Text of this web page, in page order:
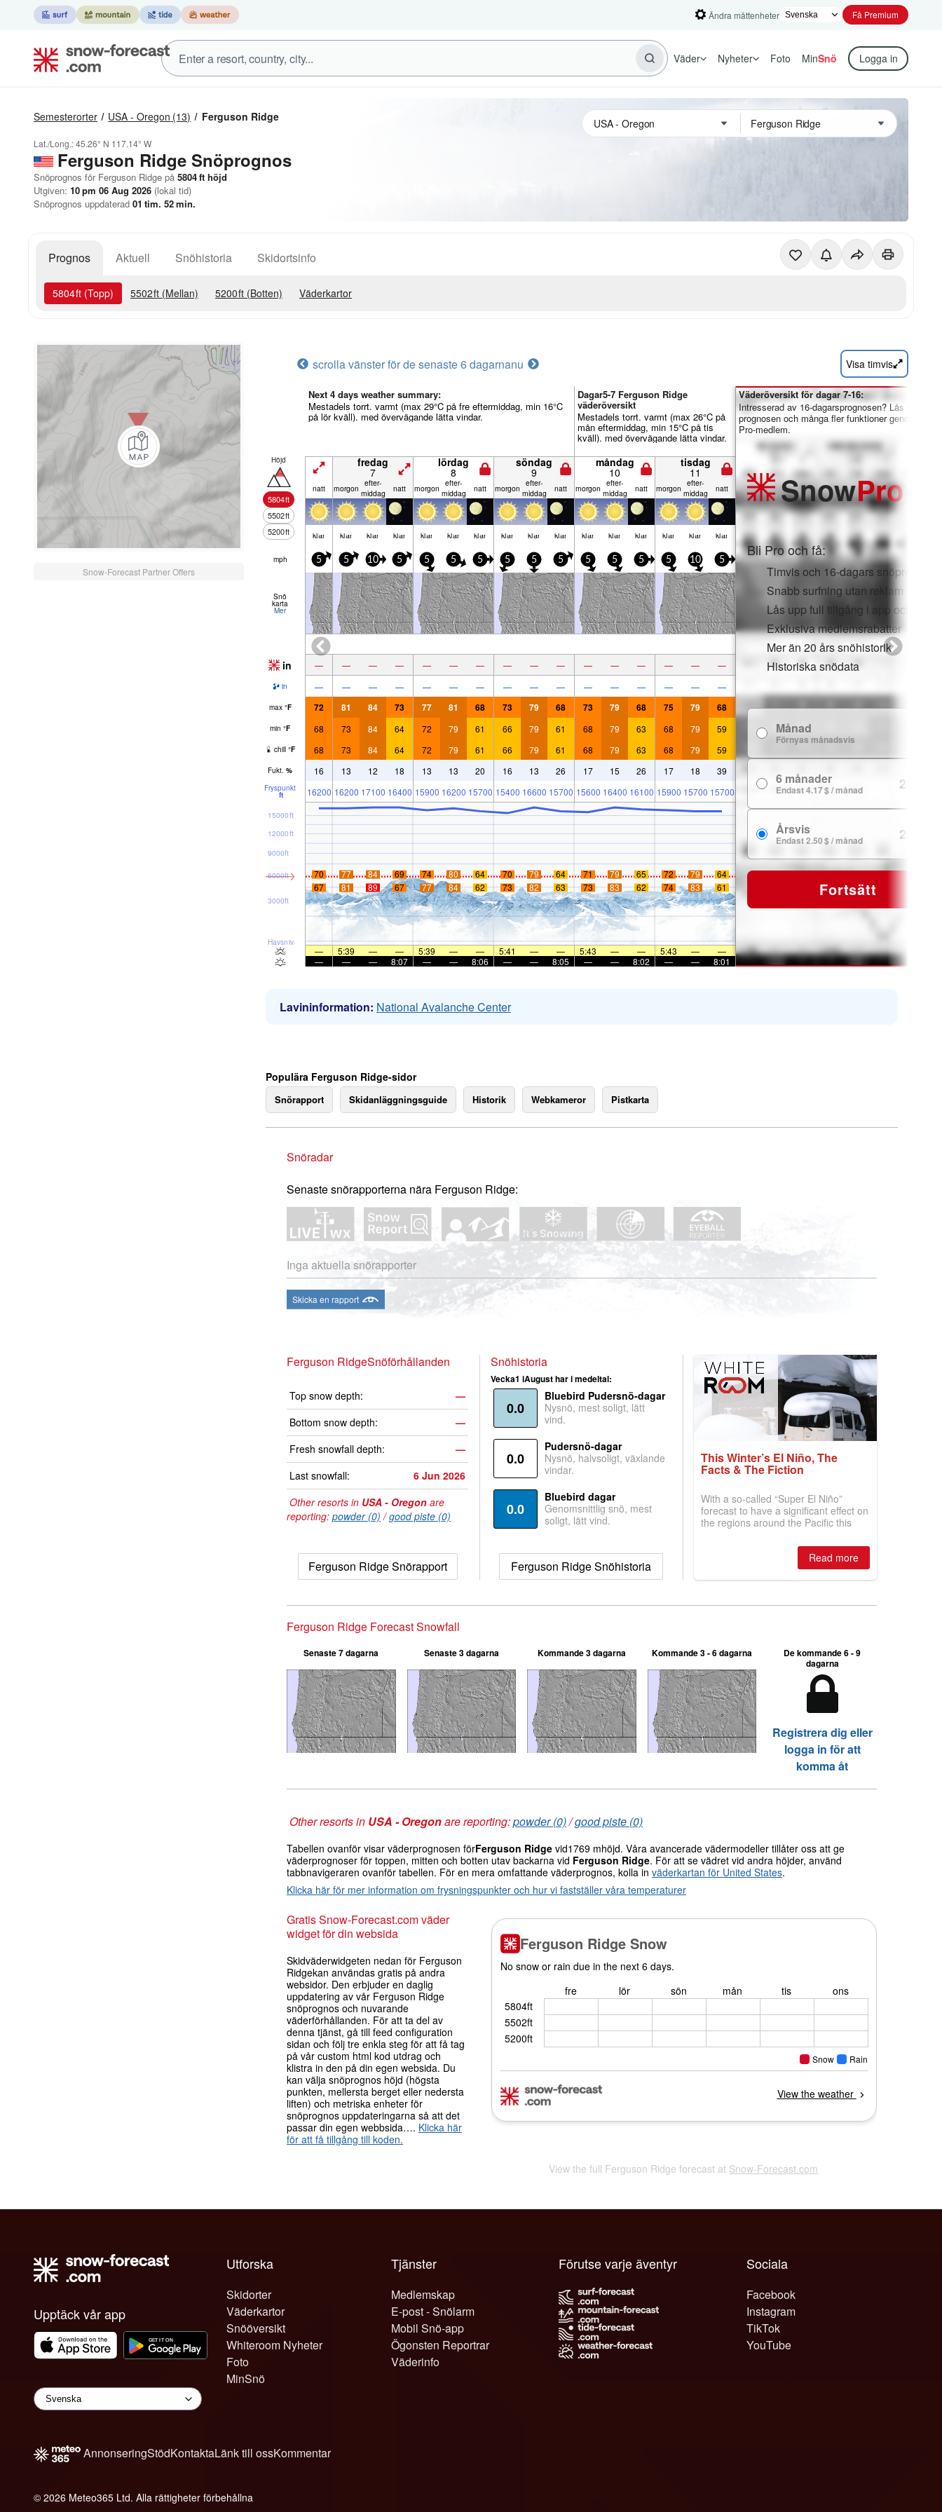
Ändra måttenheter Få Premium
Väder Nyheter Foto MinSnö Logga in
Semesterorter USA - Oregon (13) Ferguson Ridge
Lat./Long.:45.26° N 117.14° W
Ferguson Ridge Snöprognos
Snöprognos för Ferguson Ridge på 5804ft höjd
Utgiven: 10 pm 06 Aug 2026 (lokal tid)
Snöprognos uppdaterad 01 tim. 52min.
Prognos Aktuell Snöhistoria Skidortsinfo
5804ft (Topp) 5502ft (Mellan) 5200ft (Botten) Väderkartor
Snow-Forecast Partner Offers
scrolla vänster för de senaste 6 dagarnanu Visa timvis
Next 4 days weather summary:
Mestadels torrt. varmt (max 29°C på fre eftermiddag, min 16°C
på lör kväll). med övervägande lätta vindar.
Dagar5-7 Ferguson Ridge
väderöversikt
Mestadels torrt. varmt (max 26°C på
mån eftermiddag, min 15°C på tis
kväll). med övervägande lätta vindar.
Höjd
5804ft
5502ft
5200ft
fredag
7
lördag
8
söndag
9
måndag
10
tisdag
11
natt mor­gon efter­
middag
natt mor­gon efter­
middag
natt mor­gon efter­
middag
natt mor­gon efter­
middag
natt mor­gon efter­
middag
natt
klar klar klar klar klar klar klar klar klar klar klar klar klar klar klar klar
mph 5 5 10 5 5 5 5 5 5 5 5 5 5 5 10 5
Snö
karta
Mer
in — — — — — — — — — — — — — — — —
in — — — — — — — — — — — — — — — —
max °F 72 81 84 73 77 81 68 73 79 68 73 79 68 75 79 68
min °F 68 73 84 64 72 79 61 66 79 61 68 79 63 68 79 59
chill °F 68 73 84 64 72 79 61 66 79 61 68 79 63 68 79 59
Fukt. % 16 13 12 18 13 13 20 16 13 26 17 15 26 17 18 39
Fryspunkt
ft 16200 16200 17100 16400 15900 16200 15700 15400 16600 15700 15600 16400 16100 15900 15700 15700
Havsnivå
3000ft
6000ft
9000ft
12000ft
15000ft
70 77 84 69 74 80 64 70 79 64 71 79 65 72 79
64
67
81 89 67 77 84 62 73 82 63 73 83 62 74 83 61
— 5:39 — — 5:39 — — 5:41 — — 5:43 — — 5:43 —
—
—
— — 8:07 — — 8:06 — — 8:05 — — 8:02 — — 8:01
Väderöversikt för dagar 7-16:
Intresserad av 16-dagarsprognosen? Lås upp hela
prognosen och många fler funktioner genom att bli
Pro-medlem.
SnowPro
Bli Pro och få:
Timvis och 16-dagars
Snabb surfning utan reklam
Lås upp full tillgång i app och webb
Exklusiva medlemsrabatter
Mer än 20 års snöhistorik
Historiska snödata
Månad
Förnyas månadsvis
6 månader
Endast 4.17 $ / månad 24.99 $
Årsvis
Endast 2.50 $ / månad 29.99 $
Fortsätt
Lavininformation: National Avalanche Center
Populära Ferguson Ridge-sidor
Snörapport Skidanläggningsguide Historik Webkameror Pistkarta
Snöradar
Senaste snörapporterna nära Ferguson Ridge:
Inga aktuella snörapporter
Skicka en rapport
Ferguson RidgeSnöförhållanden
Top snow depth:
—
Bottom snow depth:
—
Fresh snowfall depth:
—
Last snowfall:
6 Jun 2026
Other resorts in USA - Oregon are
reporting: powder (0) /good piste (0)
Ferguson Ridge Snörapport
Snöhistoria
Vecka1 iAugust har i medeltal:
0.0
Bluebird Pudersnö-dagar
Nysnö, mest soligt, lätt
vind.
0.0
Pudersnö-dagar
Nysnö, halvsoligt, växlande
vindar.
0.0
Bluebird dagar
Genomsnittlig snö, mest
soligt, lätt vind.
Ferguson Ridge Snöhistoria
This Winter’s El Niño, The
Facts & The Fiction
With a so-called “Super El Niño”
forecast to have a significant effect on
the regions around the Pacific this
is simple: book now or wait, and
where are the best odds?Read more
Ferguson Ridge Forecast Snowfall
Senaste 7 dagarna Senaste 3 dagarna Kommande 3 dagarna Kommande 3 - 6 dagarna
De kommande 6 - 9
dagarna
Registrera dig eller
logga in för att
komma åt
Other resorts in USA - Oregonare reporting:powder (0)/good piste (0)
Tabellen ovanför visar väderprognosen förFerguson Ridge vid1769 mhöjd. Våra avancerade vädermodeller tillåter oss att ge
väderprognoser för toppen, mitten och botten utav backarna vid Ferguson Ridge. För att se vädret vid andra höjder, använd
tabbnavigeraren ovanför tabellen. För en mera omfattande väderprognos, kolla in väderkartan för United States.
Klicka här för mer information om frysningspunkter och hur vi fastställer våra temperaturer
Gratis Snow-Forecast.com väder
widget för din websida
Skidväderwidgeten nedan för Ferguson
Ridgekan användas gratis på andra
websidor. Den erbjuder en daglig
uppdatering av vår Ferguson Ridge
snöprognos och nuvarande
väderförhållanden. För att ta del av
denna tjänst, gå till feed configuration
sidan och följ tre enkla steg för att få tag
på vår custom html kod utdrag och
klistra in den på din egen websida. Du
kan välja snöprognos höjd (högsta
punkten, mellersta berget eller nedersta
liften) och metriska enheter för
snöprognos uppdateringarna så att det
passar din egen webbsida…. Klicka här
för att få tillgång till koden.
View the full Ferguson Ridge forecast at Snow-Forecast.com
Upptäck vår app
Utforska
Skidorter
Väderkartor
Snööversikt
Whiteroom Nyheter
Foto
MinSnö
Tjänster
Medlemskap
E-post - Snölarm
Mobil Snö-app
Ögonsten Reportrar
Väderinfo
Sociala
Facebook
Instagram
TikTok
YouTube
Förutse varje äventyr
AnnonseringStödKontaktaLänk till ossKommentar
© 2026 Meteo365 Ltd. Alla rättigheter förbehållna